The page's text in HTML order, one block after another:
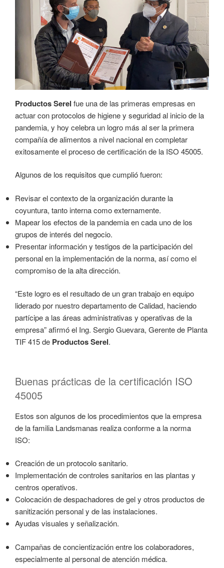
Productos Serel fue una de las primeras empresas en
actuar con protocolos de higiene y seguridad al inicio de la
pandemia, y hoy celebra un logro más al ser la primera
compañía de alimentos a nivel nacional en completar
exitosamente el proceso de certificación de la ISO 45005.
Algunos de los requisitos que cumplió fueron:
Revisar el contexto de la organización durante la
coyuntura, tanto interna como externamente.
Mapear los efectos de la pandemia en cada uno de los
grupos de interés del negocio.
Presentar información y testigos de la participación del
personal en la implementación de la norma, así como el
compromiso de la alta dirección.
“Este logro es el resultado de un gran trabajo en equipo
liderado por nuestro departamento de Calidad, haciendo
partícipe a las áreas administrativas y operativas de la
empresa” afirmó el Ing. Sergio Guevara, Gerente de Planta
TIF 415 de Productos Serel.
Buenas prácticas de la certificación ISO
45005
Estos son algunos de los procedimientos que la empresa
de la familia Landsmanas realiza conforme a la norma
ISO:
Creación de un protocolo sanitario.
Implementación de controles sanitarios en las plantas y
centros operativos.
Colocación de despachadores de gel y otros productos de
sanitización personal y de las instalaciones.
Ayudas visuales y señalización.
Campañas de concientización entre los colaboradores,
especialmente al personal de atención médica.